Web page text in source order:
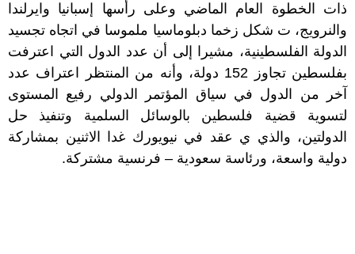
ذات الخطوة العام الماضي وعلى رأسها إسبانيا وايرلندا
والنرويج، ت شكل زخما دبلوماسيا ملموسا في اتجاه تجسيد
الدولة الفلسطينية، مشيرا إلى أن عدد الدول التي اعترفت
بفلسطين تجاوز 152 دولة، وأنه من المنتظر اعتراف عدد
آخر من الدول في سياق المؤتمر الدولي رفيع المستوى
لتسوية قضية فلسطين بالوسائل السلمية وتنفيذ حل
الدولتين، والذي ي عقد في نيويورك غدا الاثنين بمشاركة
دولية واسعة، ورئاسة سعودية – فرنسية مشتركة.